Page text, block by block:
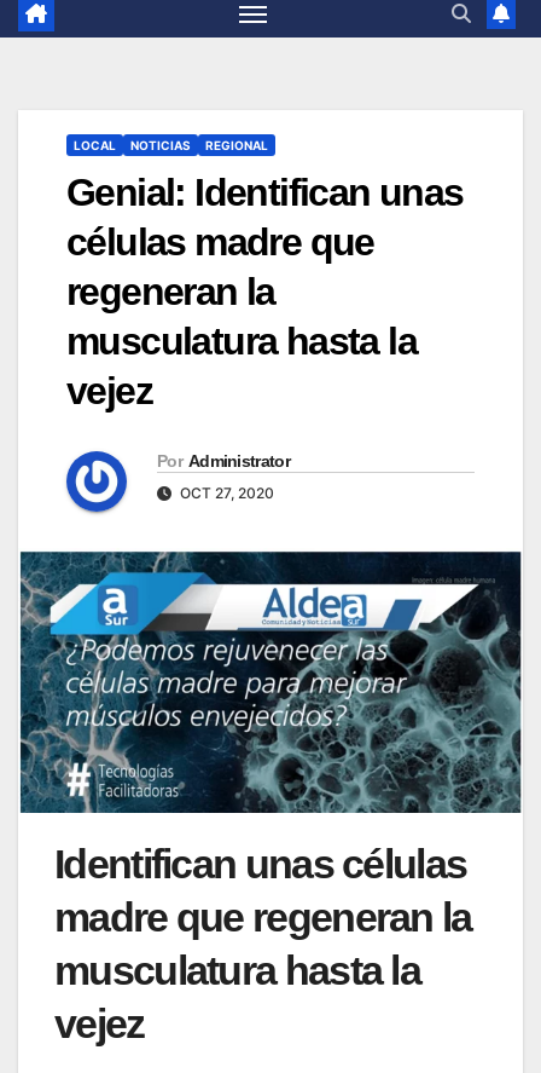
LOCAL NOTICIAS REGIONAL
Genial: Identifican unas
células madre que
regeneran la
musculatura hasta la
vejez
Por Administrator
OCT 27, 2020
Identifican unas células
madre que regeneran la
musculatura hasta la
vejez